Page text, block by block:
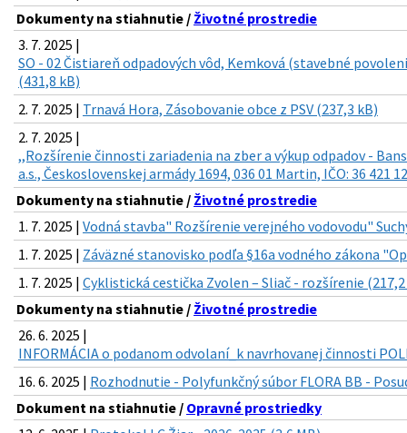
Dokumenty na stiahnutie / Životné prostredie
3. 7. 2025 |
SO - 02 Čistiareň odpadových vôd, Kemková (stavebné
(431,8 kB)
2. 7. 2025 | Trnavá Hora, Zásobovanie obce z PSV (237,3 kB)
2. 7. 2025 |
,,Rozšírenie činnosti zariadenia na zber a výkup odpadov -
a.s., Československej armády 1694, 036 01 Martin, IČO: 36 421
Dokumenty na stiahnutie / Životné prostredie
1. 7. 2025 | Vodná stavba" Rozšírenie verejného vodovodu"
1. 7. 2025 | Záväzné stanovisko podľa §16a vodného zákona
1. 7. 2025 | Cyklistická cestička Zvolen – Sliač - rozšírenie
Dokumenty na stiahnutie / Životné prostredie
26. 6. 2025 |
INFORMÁCIA o podanom odvolaní_k navrhovanej činnosti
16. 6. 2025 | Rozhodnutie - Polyfunkčný súbor FLORA BB -
Dokument na stiahnutie / Opravné prostriedky